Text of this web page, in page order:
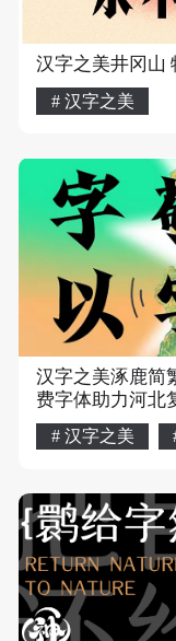
汉字之美井冈山
# 汉字之美
汉字之美涿鹿简
费字体助力河北
# 汉字之美